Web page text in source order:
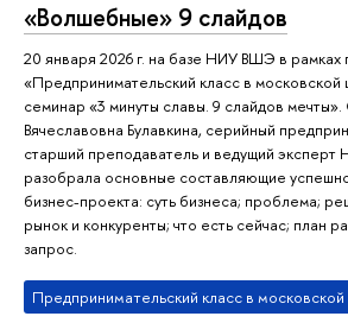
«Волшебные» 9 слайдов
20 января 2026 г. на базе НИУ ВШЭ в рамках
«Предпринимательский класс в
семинар «3 минуты славы. 9 слайдов
Вячеславовна Булавкина, серийный
старший преподаватель и ведущий
разобрала основные составляющие
бизнес-проекта: суть бизнеса; проблема;
рынок и конкуренты; что есть сейчас; план
запрос.
Предпринимательский класс в